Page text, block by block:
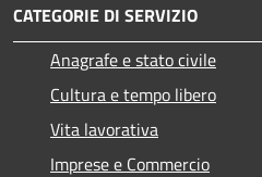
CATEGORIE DI SERVIZIO
Anagrafe e stato civile
Cultura e tempo libero
Vita lavorativa
Imprese e Commercio